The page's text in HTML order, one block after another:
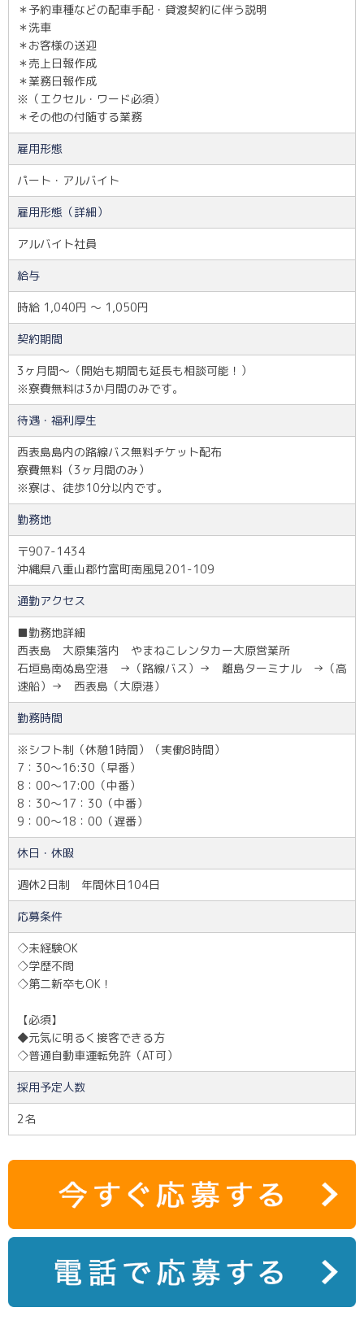
＊予約車種などの配車手配・貸渡契約に伴う説明
＊洗車
＊お客様の送迎
＊売上日報作成
＊業務日報作成
※（エクセル・ワード必須）
＊その他の付随する業務
雇用形態
パート・アルバイト
雇用形態（詳細）
アルバイト社員
給与
時給 1,040円 〜 1,050円
契約期間
3ヶ月間～（開始も期間も延長も相談可能！）
※寮費無料は3か月間のみです。
待遇・福利厚生
西表島島内の路線バス無料チケット配布
寮費無料（3ヶ月間のみ）
※寮は、徒歩10分以内です。
勤務地
〒907-1434
沖縄県八重山郡竹富町南風見201-109
通勤アクセス
■勤務地詳細
西表島 大原集落内 やまねこレンタカー大原営業所
石垣島南ぬ島空港 →（路線バス）→ 離島ターミナル →（高
速船）→ 西表島（大原港）
勤務時間
※シフト制（休憩1時間）（実働8時間）
7：30～16:30（早番）
8：00～17:00（中番）
8：30～17：30（中番）
9：00～18：00（遅番）
休日・休暇
週休2日制 年間休日104日
応募条件
◇未経験OK
◇学歴不問
◇第二新卒もOK！
【必須】
◆元気に明るく接客できる方
◇普通自動車運転免許（AT可）
採用予定人数
2名